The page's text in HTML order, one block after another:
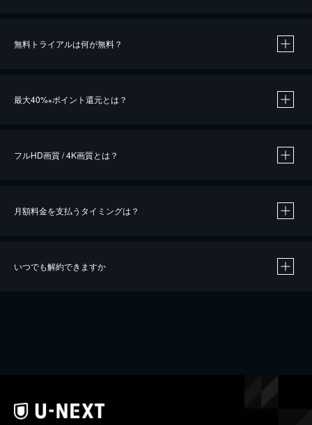
無料トライアルは何が無料？
最大40%※ポイント還元とは？
※40％ポイント還元の対象は、クレジットカード決済による作品の購入 / レンタルです。
iOSアプリのUコイン決済による作品の購入 / レンタルは、20％のポイント還元です。
フルHD画質 / 4K画質とは？
月額料金を支払うタイミングは？
いつでも解約できますか